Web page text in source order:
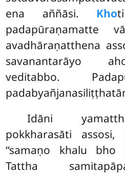
ena aññāsi. Kho
padapūraṇamatte
avadhāraṇatthena
savanantarāyo
veditabbo.
Idāni
pokkharasāti
‘‘samaṇo khalu bho
Tattha